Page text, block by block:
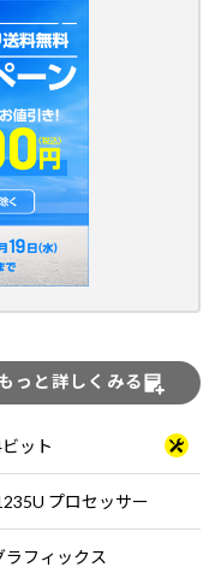
もっと詳しくみる
ット
プロセッサー
フィックス